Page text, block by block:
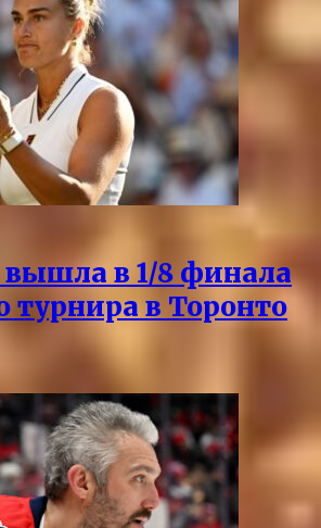
вышла в 1/8 финала
турнира в Торонто